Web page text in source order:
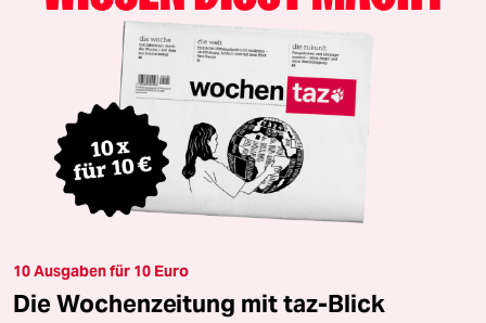
10 Ausgaben für 10 Euro
Die Wochenzeitung mit taz-Blick